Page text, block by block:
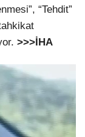
“Tehdit”
>>>İHA